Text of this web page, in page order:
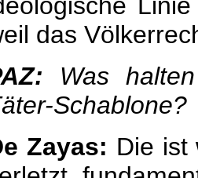
das
Was
Schablone?
Zayas: Die ist